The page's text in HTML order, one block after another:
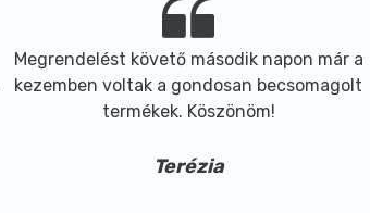
Megrendelést követő második napon már a
kezemben voltak a gondosan becsomagolt
termékek. Köszönöm!
Terézia